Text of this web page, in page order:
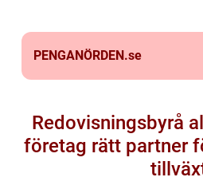
PENGANÖRDEN.se
Redovisningsbyrå
företag rätt partner